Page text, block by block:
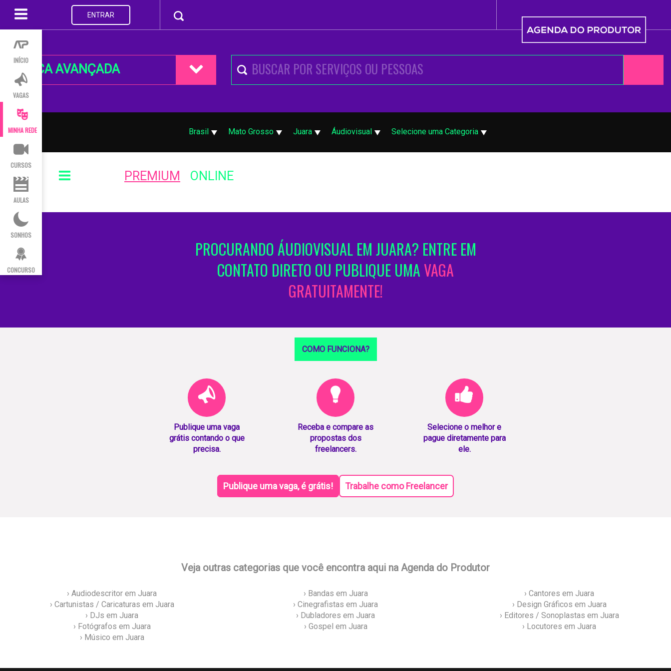
INÍCIO
VAGAS
MINHA REDE
CURSOS
AULAS
SONHOS
CONCURSO
ENTRAR
BUSCA AVANÇADA
Brasil Mato Grosso Juara Áudiovisual Selecione uma Categoria
PREMIUM ONLINE
PROCURANDO ÁUDIOVISUAL EM JUARA? ENTRE EM
CONTATO DIRETO OU PUBLIQUE UMAVAGA
GRATUITAMENTE!
COMO FUNCIONA?
Publique uma vaga
grátis contando o que
precisa.
Receba e compare as
propostas dos
freelancers.
Selecione o melhor e
pague diretamente para
ele.
Publique uma vaga, é grátis! Trabalhe como Freelancer
Veja outras categorias que você encontra aqui na Agenda do Produtor
› Audiodescritor em Juara › Bandas em Juara
› Cantores em Juara
› Cartunistas / Caricaturas em Juara
› Cinegrafistas em Juara
› Design Gráficos em Juara
› DJs em Juara
› Dubladores em Juara
› Editores / Sonoplastas em Juara
› Fotógrafos em Juara
› Gospel em Juara
› Locutores em Juara
› Músico em Juara